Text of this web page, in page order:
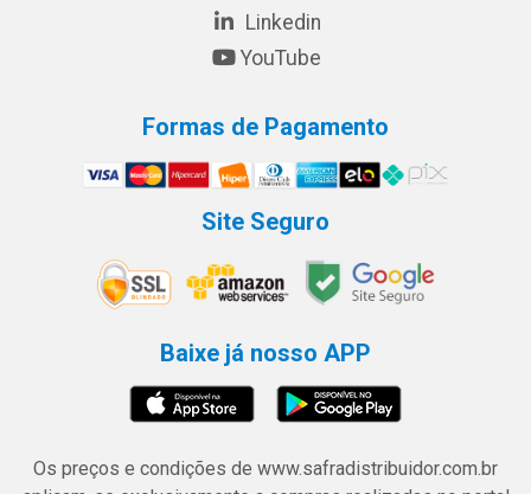
Linkedin
YouTube
Formas de Pagamento
Site Seguro
Baixe já nosso APP
Os preços e condições de www.safradistribuidor.com.br